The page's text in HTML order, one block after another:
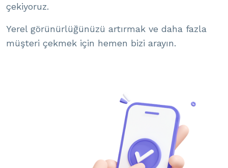
çekiyoruz.
Yerel görünürlüğünüzü artırmak ve daha fazla
müşteri çekmek için hemen bizi arayın.